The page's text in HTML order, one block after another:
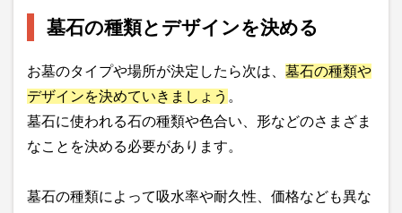
墓石の種類とデザインを決める
お墓のタイプや場所が決定したら次は、 墓石の種類や
デザインを決めていきましょう 。
墓石に使われる石の種類や色合い、形などのさまざま
なことを決める必要があります。
墓石の種類によって吸水率や耐久性、価格なども異な